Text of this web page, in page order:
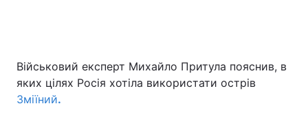
Україна Політика
Економіка
Військовий експерт Михайло Притула пояснив, в
яких цілях Росія хотіла використати острів
Зміїний.